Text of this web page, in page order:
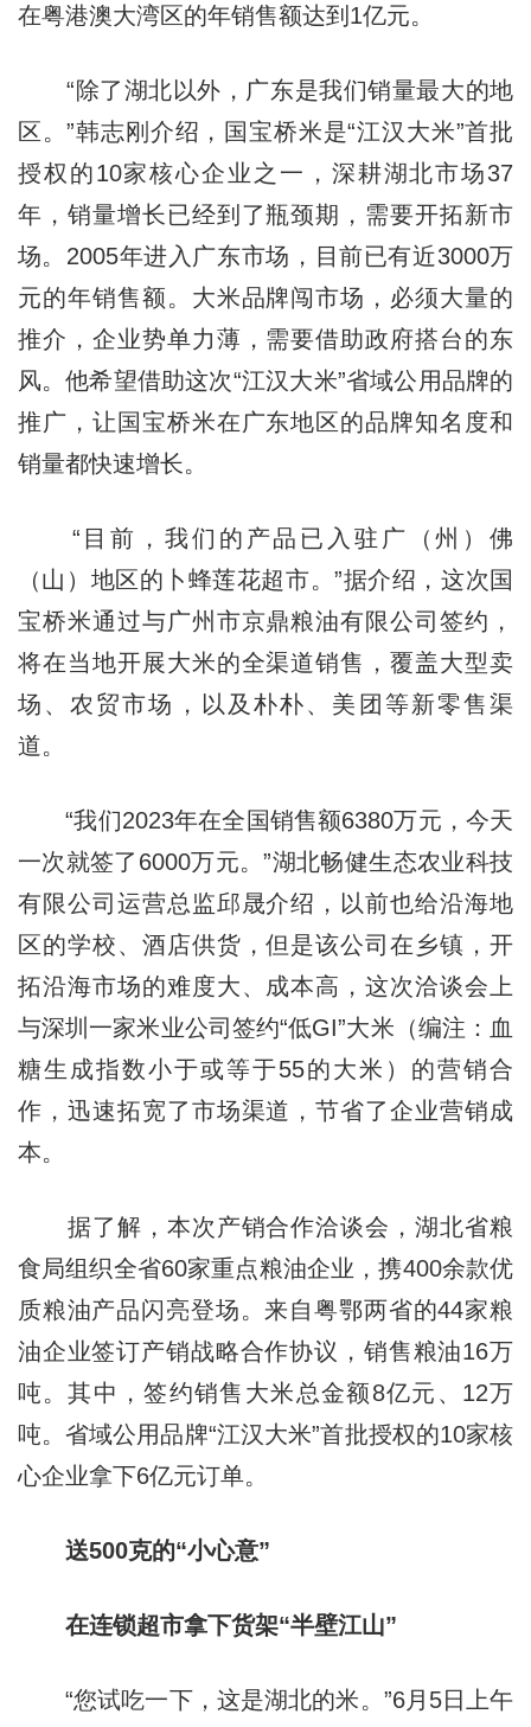
在粤港澳大湾区的年销售额达到1亿元。
“除了湖北以外，广东是我们销量最大的地
区。”韩志刚介绍，国宝桥米是“江汉大米”首批
授权的10家核心企业之一，深耕湖北市场37
年，销量增长已经到了瓶颈期，需要开拓新市
场。2005年进入广东市场，目前已有近3000万
元的年销售额。大米品牌闯市场，必须大量的
推介，企业势单力薄，需要借助政府搭台的东
风。他希望借助这次“江汉大米”省域公用品牌的
推广，让国宝桥米在广东地区的品牌知名度和
销量都快速增长。
“目前，我们的产品已入驻广（州）佛
（山）地区的卜蜂莲花超市。”据介绍，这次国
宝桥米通过与广州市京鼎粮油有限公司签约，
将在当地开展大米的全渠道销售，覆盖大型卖
场、农贸市场，以及朴朴、美团等新零售渠
道。
“我们2023年在全国销售额6380万元，今天
一次就签了6000万元。”湖北畅健生态农业科技
有限公司运营总监邱晟介绍，以前也给沿海地
区的学校、酒店供货，但是该公司在乡镇，开
拓沿海市场的难度大、成本高，这次洽谈会上
与深圳一家米业公司签约“低GI”大米（编注：血
糖生成指数小于或等于55的大米）的营销合
作，迅速拓宽了市场渠道，节省了企业营销成
本。
据了解，本次产销合作洽谈会，湖北省粮
食局组织全省60家重点粮油企业，携400余款优
质粮油产品闪亮登场。来自粤鄂两省的44家粮
油企业签订产销战略合作协议，销售粮油16万
吨。其中，签约销售大米总金额8亿元、12万
吨。省域公用品牌“江汉大米”首批授权的10家核
心企业拿下6亿元订单。
送500克的“小心意”
在连锁超市拿下货架“半壁江山”
“您试吃一下，这是湖北的米。”6月5日上午